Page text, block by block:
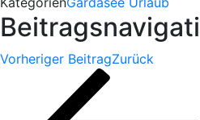
Vorheriger BeitragZurück